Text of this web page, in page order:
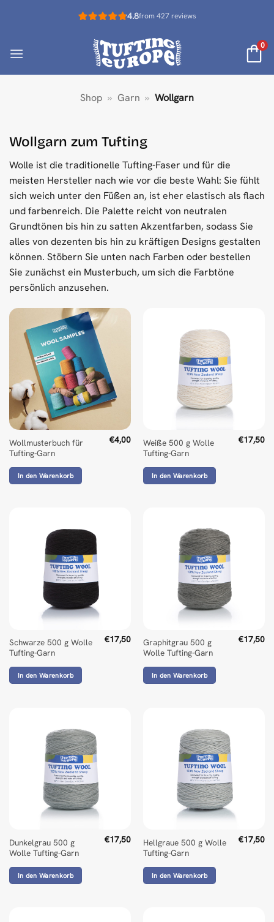
4.8from 427 reviews
0
Shop » Garn » Wollgarn
Wollgarn zum Tufting
Wolle ist die traditionelle Tufting-Faser und für die
meisten Hersteller nach wie vor die beste Wahl: Sie fühlt
sich weich unter den Füßen an, ist eher elastisch als flach
und farbenreich. Die Palette reicht von neutralen
Grundtönen bis hin zu satten Akzentfarben, sodass Sie
alles von dezenten bis hin zu kräftigen Designs gestalten
können. Stöbern Sie unten nach Farben oder bestellen
Sie zunächst ein Musterbuch, um sich die Farbtöne
persönlich anzusehen.
Wollmusterbuch für
Tufting-Garn
€4,00
In den Warenkorb
Weiße 500 g Wolle
Tufting-Garn
€17,50
In den Warenkorb
Schwarze 500 g Wolle
Tufting-Garn
€17,50
In den Warenkorb
Graphitgrau 500 g
Wolle Tufting-Garn
€17,50
In den Warenkorb
Dunkelgrau 500 g
Wolle Tufting-Garn
€17,50
In den Warenkorb
Hellgraue 500 g Wolle
Tufting-Garn
€17,50
In den Warenkorb